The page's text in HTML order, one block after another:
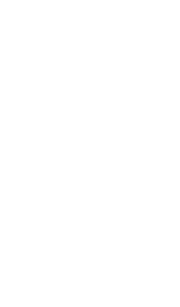
TDI
TEMPOMAT